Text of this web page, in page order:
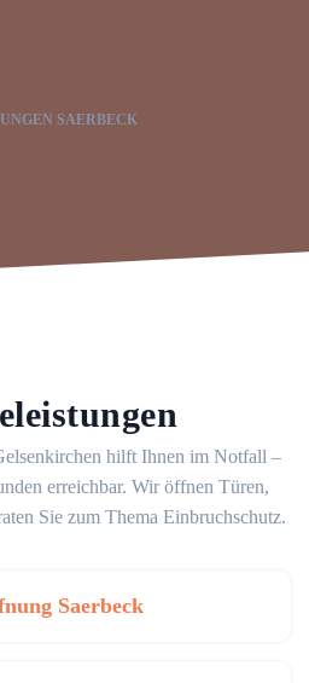
SAERBECK
hilft Ihnen im Notfall –
erreichbar. Wir öffnen Türen,
Sie zum Thema Einbruchschutz.
Saerbeck